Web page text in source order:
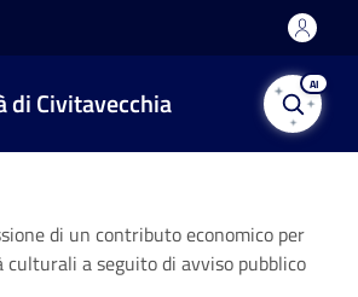
di Civitavecchia
AI
di un contributo economico per
a seguito di avviso pubblico